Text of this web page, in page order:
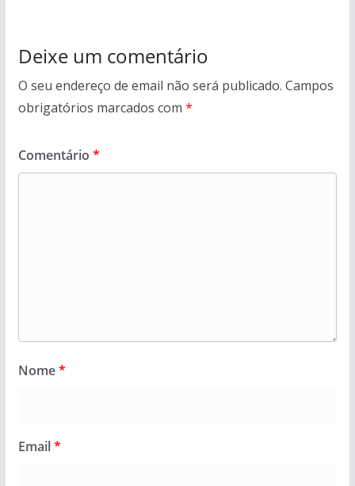
Deixe um comentário
O seu endereço de email não será publicado. Campos
obrigatórios marcados com *
Comentário *
Nome*
Email*